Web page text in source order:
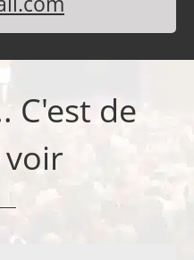
C'est de